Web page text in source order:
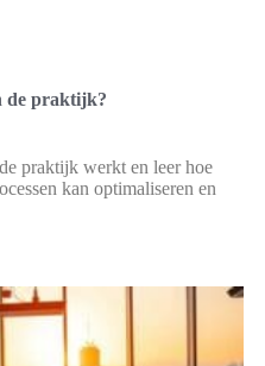
de praktijk?
praktijk werkt en leer hoe
kan optimaliseren en